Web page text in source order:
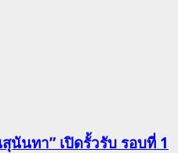
นันทา” เปิดรั้วรับ รอบที่ 1